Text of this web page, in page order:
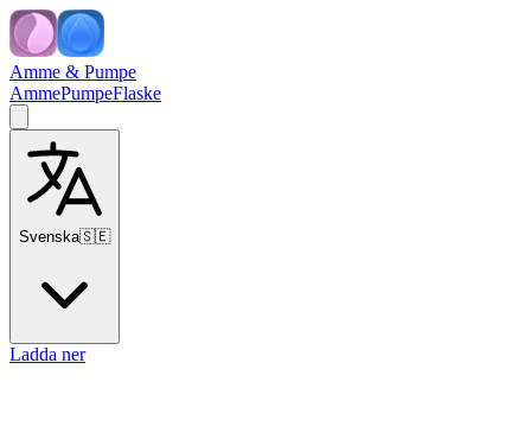
Amme & Pumpe
AmmePumpeFlaske
Svenska🇸🇪
Ladda ner